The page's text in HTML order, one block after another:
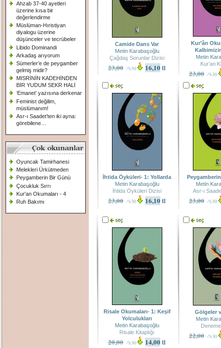
Ahzab 37-40 ayetleri
üzerine kısa bir
değerlendirme
Müslüman-Hıristiyan
diyalogu üzerine
düşünceler ve tecrübeler
Libido Dominandi
Arkadaş arıyorum
Sümerler’e de peygamber
gelmiş midir?
MISRİNİN KADEHİNDEN
BİR YUDUM SEKR HALİ
‘Emanet’ yazısına derkenar
Feminist değilim,
müslümanım!
Asr-ı Saadet’ten iki ayna:
görebilene…
Oyuncak Tamirhanesi
Melekleri Ürkütmeden
Peygamberin Bir Günü
Çocukluk Sırrı
Kur'an Okumaları - 4
Ruh Bakımı
Camide Dans Var
Metin Karabaşoğlu
Çağdaş Sorunlar Dizisi
23,00 -%30 16,10tl
Kur’ân
Metin
Kur’an
23,00 -%30
İhtida Öyküleri- 1: Yollarda
Metin Karabaşoğlu
İhtida Öyküleri Dizisi
23,00 -%30 16,10tl
Metin
Asr-ı
23,00 -%30
Risale Okumaları- 1: Keşif
Yolculukları
Metin Karabaşoğlu
Risale Kitaplığı
20,00 -%30 14,00tl
Gölgeler
Metin
22,00 -%30